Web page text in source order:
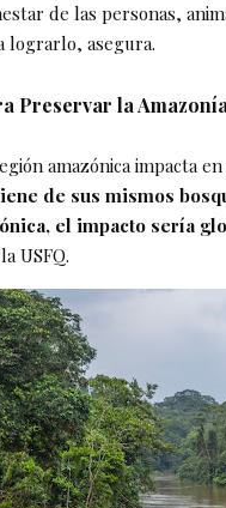
de las personas,
lograrlo, asegura.
Preservar la Amazonía
amazónica impacta
de sus mismos
el impacto sería
USFQ.